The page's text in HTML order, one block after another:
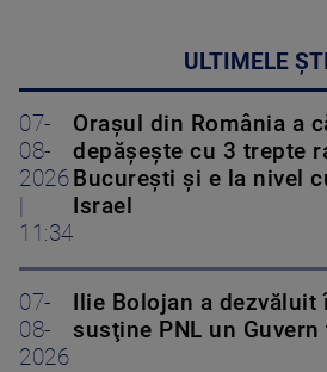
ULTIMELE
07-
08-
2026
11:34
Orașul din România a
depășește cu 3 trepte
București și e la nivel
Israel
07-
08-
2026
Ilie Bolojan a
susţine PNL un